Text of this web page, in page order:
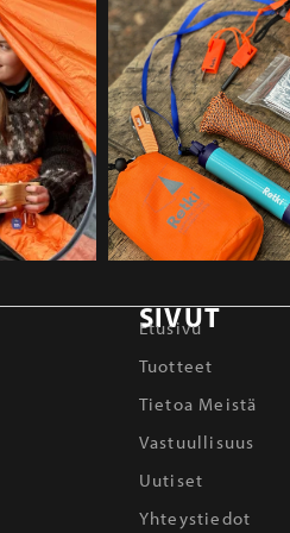
SIVUT
Etusivu
Tuotteet
Tietoa Meistä
Vastuullisuus
Uutiset
Yhteystiedot